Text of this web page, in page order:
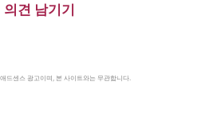
의견 남기기
드센스 광고이며, 본 사이트와는 무관합니다.